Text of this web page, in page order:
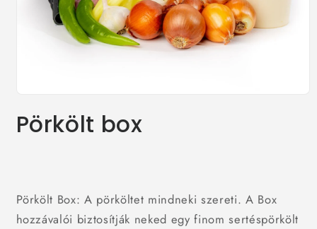
megnyitása
aPörkölt box
Pörkölt Box: A pörköltet mindneki szereti. A Box
hozzávalói biztosítják neked egy finom sertéspörkölt